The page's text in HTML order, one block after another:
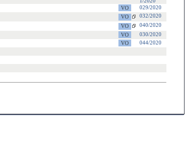
029/2020
032/2020
040/2020
030/2020
044/2020